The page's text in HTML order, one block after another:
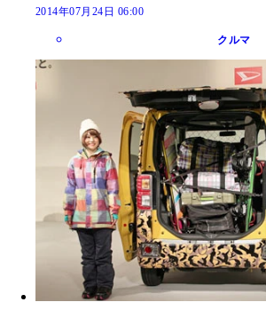
2014年07月24日 06:00
クルマ